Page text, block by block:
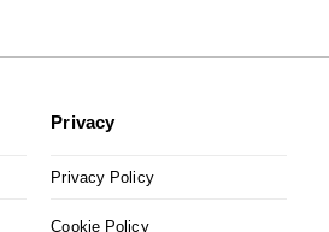
Privacy
Privacy Policy
Cookie Policy